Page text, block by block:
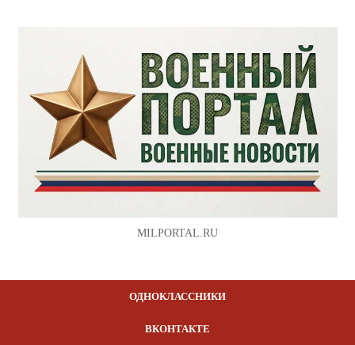
MILPORTAL.RU
ОДНОКЛАССНИКИ
ВКОНТАКТЕ